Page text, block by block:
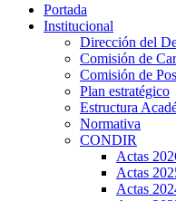
Portada
Institucional
Dirección del
Comisión de
Comisión de
Plan estratégico
Estructura
Normativa
CONDIR
Actas
Actas
Actas